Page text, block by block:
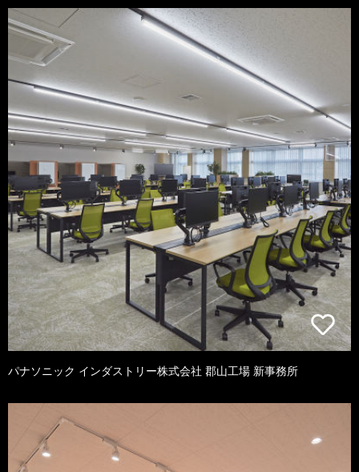
パナソニック インダストリー株式会社 郡山工場 新事務所